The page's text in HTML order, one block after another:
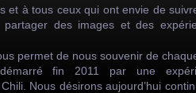
et à tous ceux qui ont envie de
partager des images et des
permet de nous souvenir de
fin 2011 par une
Nous désirons aujourd’hui